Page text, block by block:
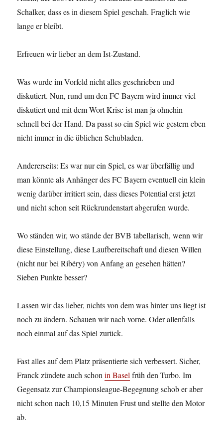
Schalker, dass es in diesem Spiel geschah. Fraglich wie
lange er bleibt.
Erfreuen wir lieber an dem Ist-Zustand.
Was wurde im Vorfeld nicht alles geschrieben und
diskutiert. Nun, rund um den FC Bayern wird immer viel
diskutiert und mit dem Wort Krise ist man ja ohnehin
schnell bei der Hand. Da passt so ein Spiel wie gestern eben
nicht immer in die üblichen Schubladen.
Andererseits: Es war nur ein Spiel, es war überfällig und
man könnte als Anhänger des FC Bayern eventuell ein klein
wenig darüber irritiert sein, dass dieses Potential erst jetzt
und nicht schon seit Rückrundenstart abgerufen wurde.
Wo ständen wir, wo stände der BVB tabellarisch, wenn wir
diese Einstellung, diese Laufbereitschaft und diesen Willen
(nicht nur bei Ribéry) von Anfang an gesehen hätten?
Sieben Punkte besser?
Lassen wir das lieber, nichts von dem was hinter uns liegt ist
noch zu ändern. Schauen wir nach vorne. Oder allenfalls
noch einmal auf das Spiel zurück.
Fast alles auf dem Platz präsentierte sich verbessert. Sicher,
Franck zündete auch schonin Baselfrüh den Turbo. Im
Gegensatz zur Championsleague-Begegnung schob er aber
nicht schon nach 10,15 Minuten Frust und stellte den Motor
ab.